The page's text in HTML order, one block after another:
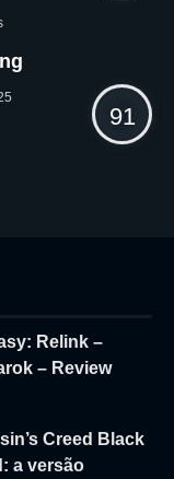
91
Relink –
– Review
Creed Black
a versão